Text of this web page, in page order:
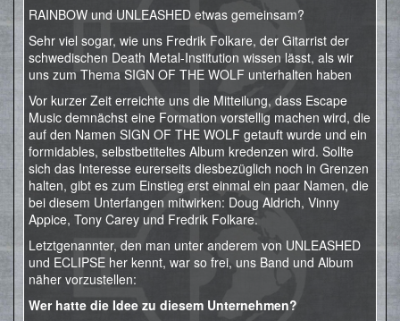
RAINBOW und UNLEASHED etwas gemeinsam?
Sehr viel sogar, wie uns Fredrik Folkare, der Gitarrist der
schwedischen Death Metal-Institution wissen lässt, als wir
uns zum Thema SIGN OF THE WOLF unterhalten haben
Vor kurzer Zeit erreichte uns die Mitteilung, dass Escape
Music demnächst eine Formation vorstellig machen wird, die
auf den Namen SIGN OF THE WOLF getauft wurde und ein
formidables, selbstbetiteltes Album kredenzen wird. Sollte
sich das Interesse eurerseits diesbezüglich noch in Grenzen
halten, gibt es zum Einstieg erst einmal ein paar Namen, die
bei diesem Unterfangen mitwirken: Doug Aldrich, Vinny
Appice, Tony Carey und Fredrik Folkare.
Letztgenannter, den man unter anderem von UNLEASHED
und ECLIPSE her kennt, war so frei, uns Band und Album
näher vorzustellen:
Wer hatte die Idee zu diesem Unternehmen?